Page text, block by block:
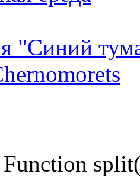
"Синий